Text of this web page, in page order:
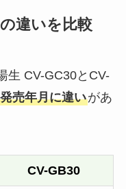
違いを比較
生 CV-GC30とCV-
売年月に違いがあ
CV-GB30